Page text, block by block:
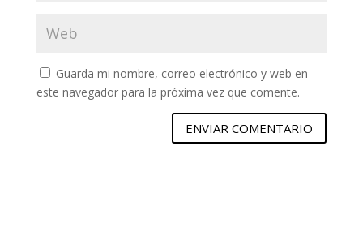
Guarda mi nombre, correo electrónico y web en
este navegador para la próxima vez que comente.
ENVIAR COMENTARIO